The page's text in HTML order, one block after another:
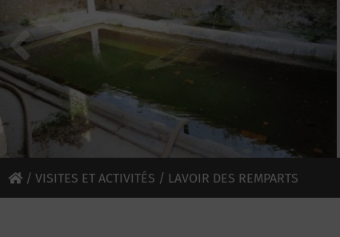
/ VISITES ET ACTIVITÉS / LAVOIR DES REMPARTS